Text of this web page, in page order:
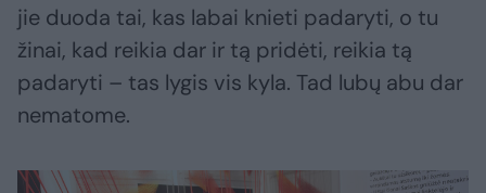
jie duoda tai, kas labai knieti padaryti, o tu
žinai, kad reikia dar ir tą pridėti, reikia tą
padaryti – tas lygis vis kyla. Tad lubų abu dar
nematome.